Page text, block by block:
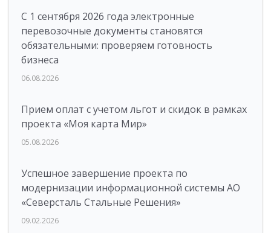
С 1 сентября 2026 года электронные
перевозочные документы становятся
обязательными: проверяем готовность
бизнеса
06.08.2026
Прием оплат с учетом льгот и скидок в рамках
проекта «Моя карта Мир»
05.08.2026
Успешное завершение проекта по
модернизации информационной системы АО
«Северсталь Стальные Решения»
09.02.2026